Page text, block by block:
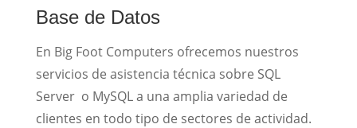
Base de Datos
En Big Foot Computers ofrecemos nuestros
servicios de asistencia técnica sobre SQL
Server o MySQL a una amplia variedad de
clientes en todo tipo de sectores de actividad.